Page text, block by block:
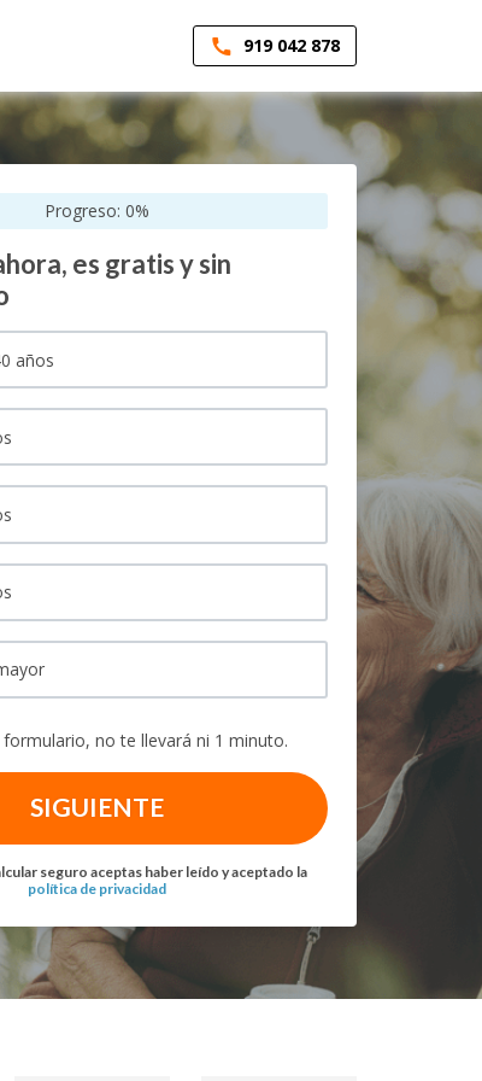
919 042 878
Progreso: 0%
es gratis y sin
años
no te llevará ni 1 minuto.
SIGUIENTE
seguro aceptas haber leído y aceptado la
política de privacidad